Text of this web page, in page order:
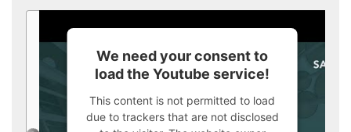
We need your consent to
load the Youtube service!
This content is not permitted to load
due to trackers that are not disclosed